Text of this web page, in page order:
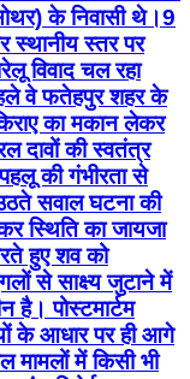
के निवासी थे। ​9
स्थानीय स्तर पर
विवाद चल रहा
वे फतेहपुर शहर के
का मकान लेकर
दावों की स्वतंत्र
की गंभीरता से
सवाल घटना की
स्थिति का जायजा
हुए शव को
से साक्ष्य जुटाने में
है। पोस्टमार्टम
के आधार पर ही आगे
मामलों में किसी भी